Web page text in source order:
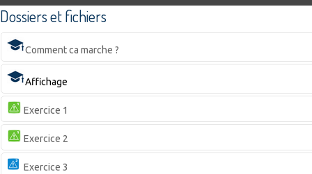
Dossiers et fichiers
Comment ca marche ?
Affichage
Exercice 1
Exercice 2
Exercice 3